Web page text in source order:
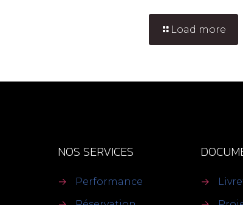
Load more
NOS SERVICES
→
Performance
→